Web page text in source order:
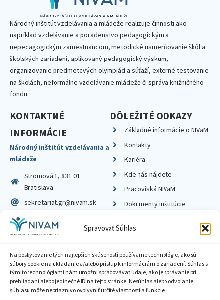
Spravovať Súhlas
Na poskytovanie tých najlepších skúseností používame technológie, ako sú
súbory cookie na ukladanie a/alebo prístup k informáciám o zariadení. Súhlas s
týmito technológiami nám umožní spracovávať údaje, ako je správanie pri
prehliadaní alebo jedinečné ID na tejto stránke. Nesúhlas alebo odvolanie
súhlasu môže nepriaznivo ovplyvniť určité vlastnosti a funkcie.
Národný inštitút vzdelávania a mládeže realizuje činnosti ako
napríklad vzdelávanie a poradenstvo pedagogickým a
nepedagogickým zamestnancom, metodické usmerňovanie škôl a
školských zariadení, aplikovaný pedagogický výskum,
organizovanie predmetových olympiád a súťaží, externé testovanie
na školách, neformálne vzdelávanie mládeže či správa knižničného
fondu.
KONTAKTNÉ
INFORMÁCIE
Národný inštitút vzdelávania a
mládeže
Stromová 1, 831 01
Bratislava
sekretariat.gr@nivam.sk
IČO: 00164348
DIČ: 2020798714
DÔLEŽITÉ ODKAZY
Základné informácie o NIVaM
Kontakty
Kariéra
Kde nás nájdete
Pracoviská NIVaM
Dokumenty inštitúcie
Zásady ochrany súkromia